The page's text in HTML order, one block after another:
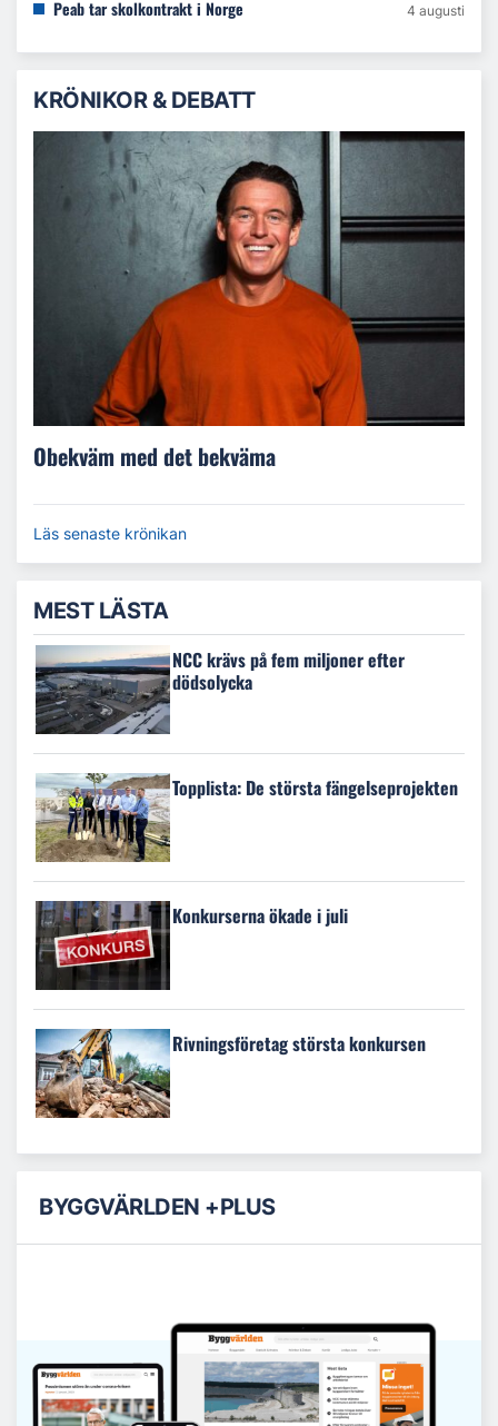
Peab tar skolkontrakt i Norge 4 augusti
KRÖNIKOR & DEBATT
Obekväm med det bekväma
Läs senaste krönikan
MEST LÄSTA
NCC krävs på fem miljoner efter
dödsolycka
Topplista: De största fängelseprojekten
Konkurserna ökade i juli
Rivningsföretag största konkursen
BYGGVÄRLDEN +PLUS